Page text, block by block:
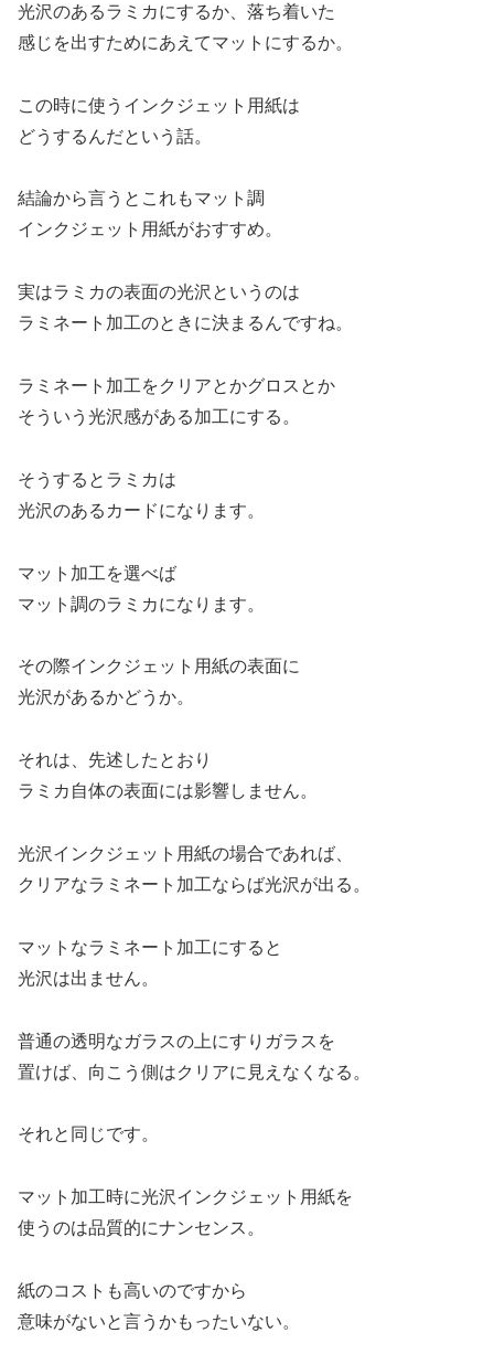
光沢のあるラミカにするか、落ち着いた
感じを出すためにあえてマットにするか。
この時に使うインクジェット用紙は
どうするんだという話。
結論から言うとこれもマット調
インクジェット用紙がおすすめ。
実はラミカの表面の光沢というのは
ラミネート加工のときに決まるんですね。
ラミネート加工をクリアとかグロスとか
そういう光沢感がある加工にする。
そうするとラミカは
光沢のあるカードになります。
マット加工を選べば
マット調のラミカになります。
その際インクジェット用紙の表面に
光沢があるかどうか。
それは、先述したとおり
ラミカ自体の表面には影響しません。
光沢インクジェット用紙の場合であれば、
クリアなラミネート加工ならば光沢が出る。
マットなラミネート加工にすると
光沢は出ません。
普通の透明なガラスの上にすりガラスを
置けば、向こう側はクリアに見えなくなる。
それと同じです。
マット加工時に光沢インクジェット用紙を
使うのは品質的にナンセンス。
紙のコストも高いのですから
意味がないと言うかもったいない。